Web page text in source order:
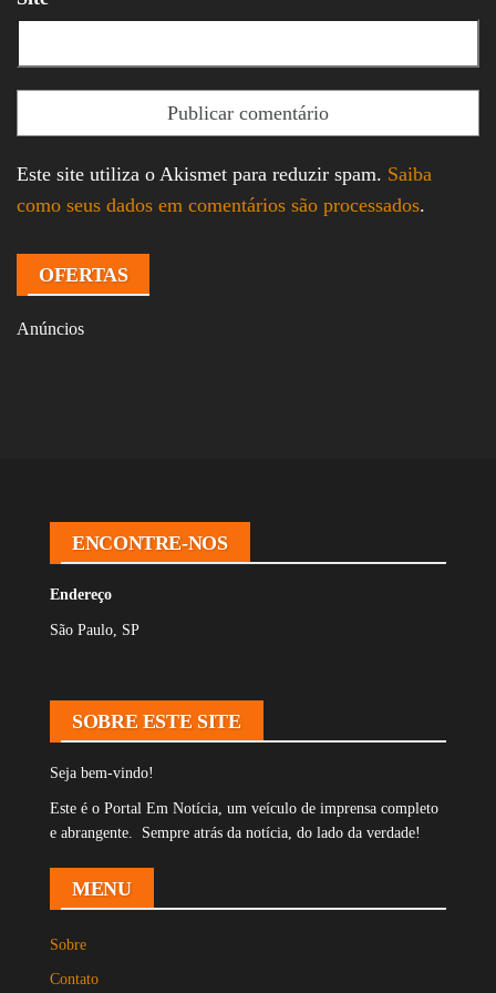
Este site utiliza o Akismet para reduzir spam. Saiba
como seus dados em comentários são processados.
OFERTAS
Anúncios
ENCONTRE-NOS
Endereço
São Paulo, SP
SOBRE ESTE SITE
Seja bem-vindo!
Este é o Portal Em Notícia, um veículo de imprensa completo
e abrangente. Sempre atrás da notícia, do lado da verdade!
MENU
Sobre
Contato